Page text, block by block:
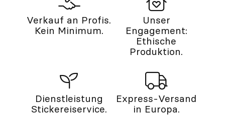
Verkauf an Profis.
Kein Minimum.
Unser
Engagement:
Ethische
Produktion.
Dienstleistung
Stickereiservice.
Express-Versand
in Europa.